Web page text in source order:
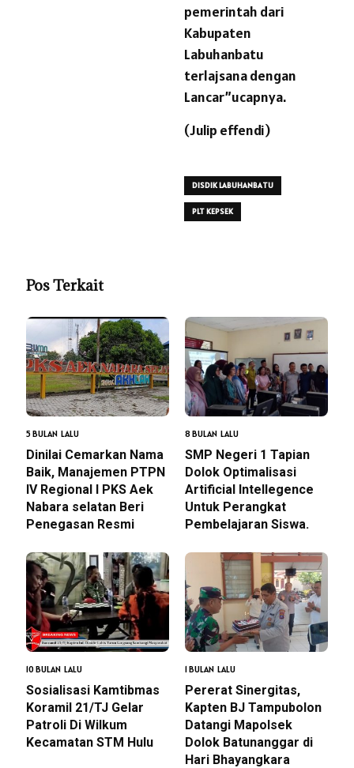
pemerintah dari
Kabupaten
Labuhanbatu
terlajsana dengan
Lancar”ucapnya.
(Julip effendi)
DISDIK LABUHANBATU
PLT KEPSEK
Pos Terkait
5 BULAN LALU
Dinilai Cemarkan Nama
Baik, Manajemen PTPN
IV Regional I PKS Aek
Nabara selatan Beri
Penegasan Resmi
8 BULAN LALU
SMP Negeri 1 Tapian
Dolok Optimalisasi
Artificial Intellegence
Untuk Perangkat
Pembelajaran Siswa.
10 BULAN LALU
Sosialisasi Kamtibmas
Koramil 21/TJ Gelar
Patroli Di Wilkum
Kecamatan STM Hulu
1 BULAN LALU
Pererat Sinergitas,
Kapten BJ Tampubolon
Datangi Mapolsek
Dolok Batunanggar di
Hari Bhayangkara